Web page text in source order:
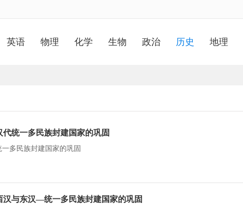
英语 物理 化学 生物 政治 历史 地理
统一多民族封建国家的巩固
多民族封建国家的巩固
汉与东汉—统一多民族封建国家的巩固